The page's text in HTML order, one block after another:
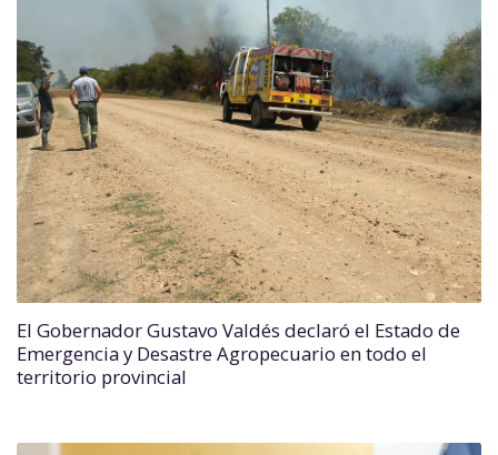
El Gobernador Gustavo Valdés declaró el Estado de
Emergencia y Desastre Agropecuario en todo el
territorio provincial